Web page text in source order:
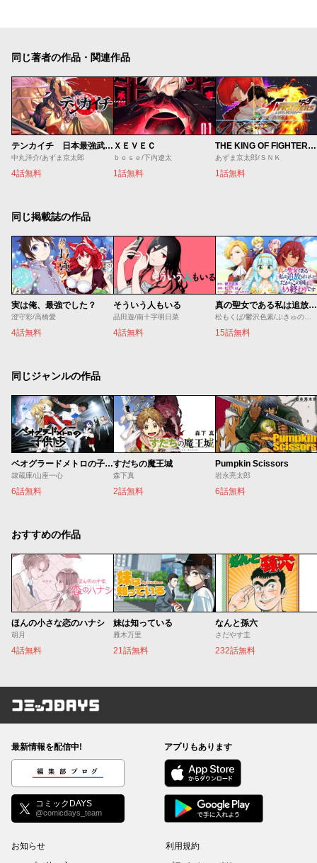
同じ著者の作品・関連作品
テンカイチ 日本最強武芸者決定戦
中丸洋介/あずま京太郎
4話無料
ＸＥＶＥＣ
ｂｏｓｅ/下内遼太
1話無料
THE KING OF FIGHTERS ～A NEW BEGINNING～
あずま京太郎/ＳＮＫ
1話無料
同じ掲載誌の作品
実は俺、最強でした？
澄守彩/高橋愛
4話無料
そういう人もいる
品田遊/南十字明日菜
4話無料
真の聖女である私は追放されました。だからこの国はもう終わりです
15話無料
同じジャンルの作品
ベオグラードメトロの子供たち
隷蔵庫/山座一心
6話無料
すだちの魔王城
森下真
2話無料
Pumpkin Scissors
岩永亮太郎
6話無料
おすすめの作品
ほんの小さな恋のハナシ
胡月
4話無料
妹は知っている
雁木万里
21話無料
なんと孫六
さだやす圭
232話無料
コミックDAYS
最新情報を配信中!
編集部ブログ
コミックDAYS
@comicdays_team
アプリもあります
お知らせ
利用規約